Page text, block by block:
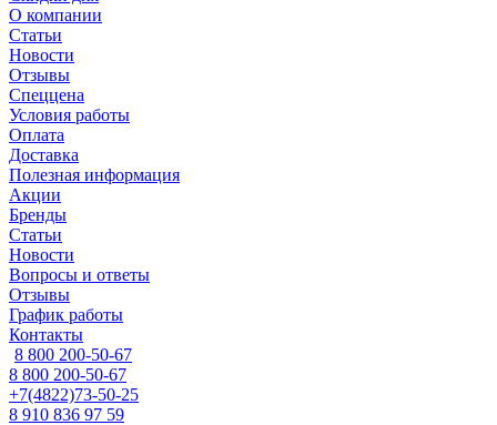
О компании
Статьи
Новости
Отзывы
Спеццена
Условия работы
Оплата
Доставка
Полезная информация
Акции
Бренды
Статьи
Новости
Вопросы и ответы
Отзывы
График работы
Контакты
8 800 200-50-67
8 800 200-50-67
+7(4822)73-50-25
8 910 836 97 59